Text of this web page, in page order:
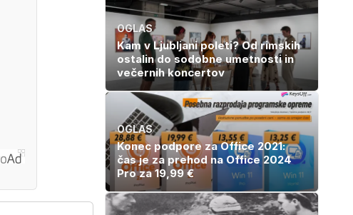
OGLAS
Kam v Ljubljani poleti? Od rimskih
ostalin do sodobne umetnosti in
večernih koncertov
OGLAS
Konec podpore za Office 2021:
čas je za prehod na Office 2024
Pro za 19,99 €